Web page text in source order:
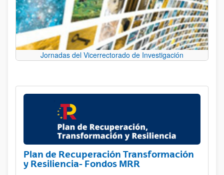
Jornadas del Vicerrectorado de Investigación
Plan de Recuperación Transformación
y Resiliencia- Fondos MRR